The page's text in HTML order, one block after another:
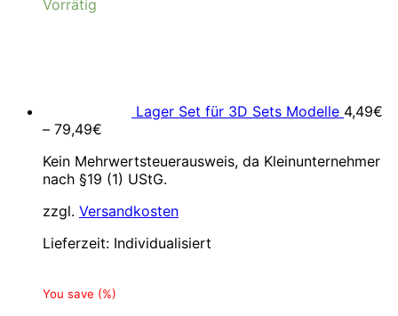
Vorrätig
Lager Set für 3D Sets Modelle 4,49€
– 79,49€
Kein Mehrwertsteuerausweis, da Kleinunternehmer
nach §19 (1) UStG.
zzgl. Versandkosten
Lieferzeit: Individualisiert
You save (%)